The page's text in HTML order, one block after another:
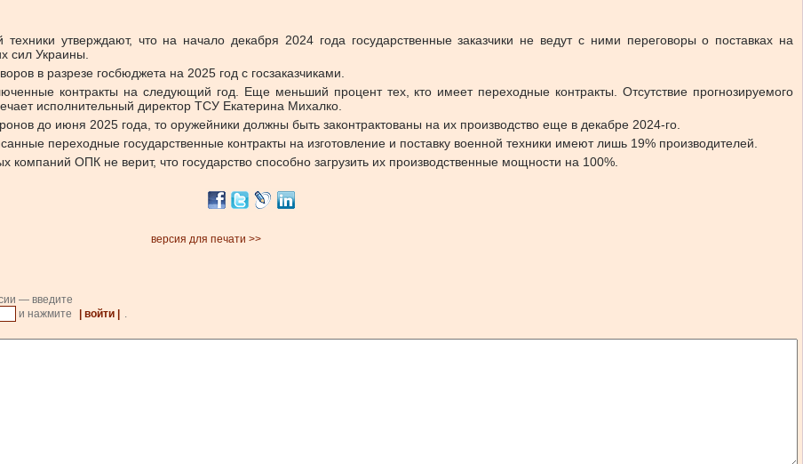
утверждают, что на начало декабря 2024 года государственные заказчики не ведут с ними переговоры о поставках на
сил Украины.
в разрезе госбюджета на 2025 год с госзаказчиками.
контракты на следующий год. Еще меньший процент тех, кто имеет переходные контракты. Отсутствие прогнозируемого
исполнительный директор ТСУ Екатерина Михалко.
до июня 2025 года, то оружейники должны быть законтрактованы на их производство еще в декабре 2024-го.
переходные государственные контракты на изготовление и поставку военной техники имеют лишь 19% производителей.
компаний ОПК не верит, что государство способно загрузить их производственные мощности на 100%.
версия для печати >>
— введите
и нажмите | войти |
.